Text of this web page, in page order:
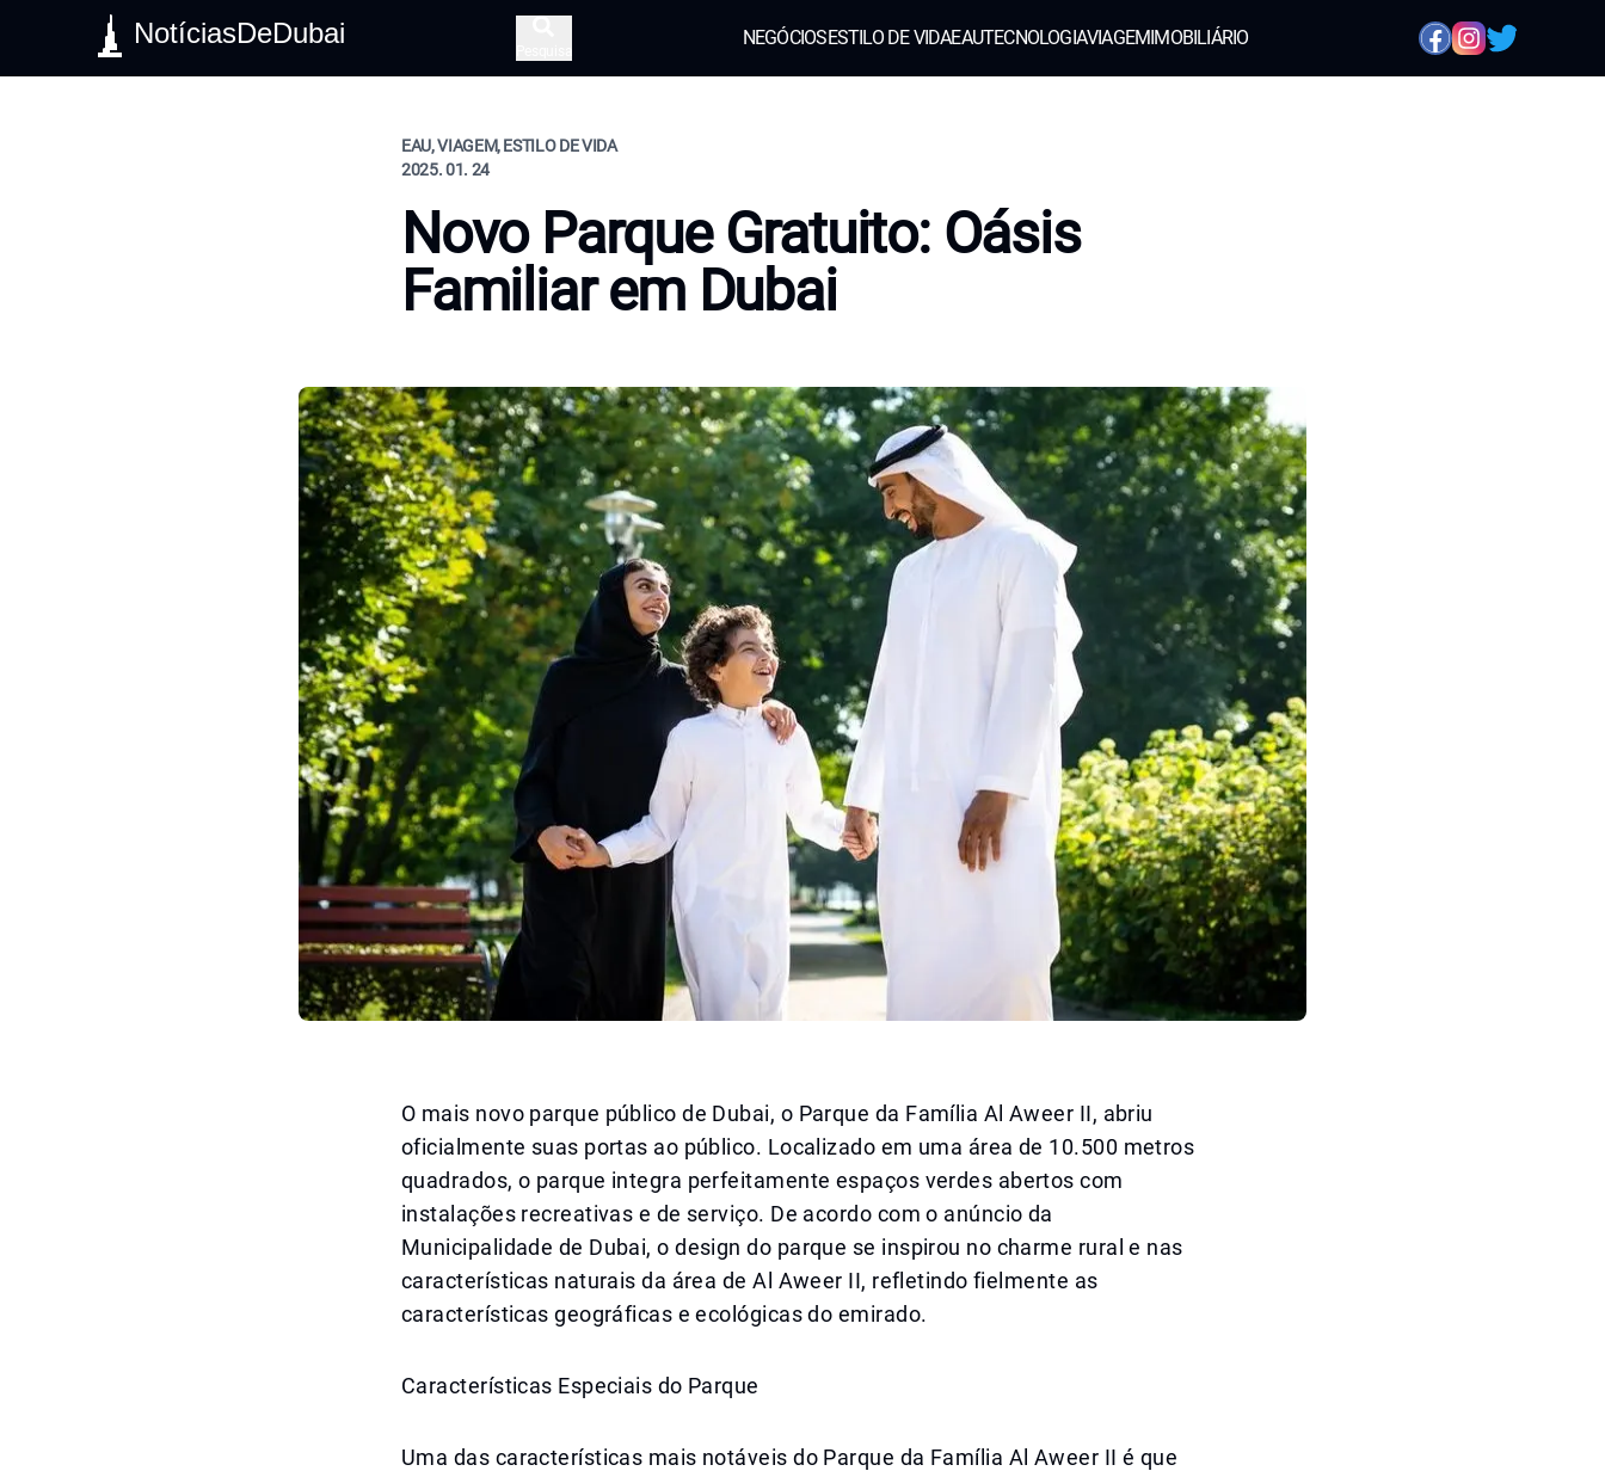
NotíciasDeDubai NEGÓCIOSESTILO DE VIDAEAUTECNOLOGIAVIAGEMIMOBILIÁRIO
EAU, VIAGEM, ESTILO DE VIDA
2025. 01. 24
Novo Parque Gratuito: Oásis
Familiar em Dubai
O mais novo parque público de Dubai, o Parque da Família Al Aweer II, abriu
oficialmente suas portas ao público. Localizado em uma área de 10.500 metros
quadrados, o parque integra perfeitamente espaços verdes abertos com
instalações recreativas e de serviço. De acordo com o anúncio da
Municipalidade de Dubai, o design do parque se inspirou no charme rural e nas
características naturais da área de Al Aweer II, refletindo fielmente as
características geográficas e ecológicas do emirado.
Características Especiais do Parque
Uma das características mais notáveis do Parque da Família Al Aweer II é que